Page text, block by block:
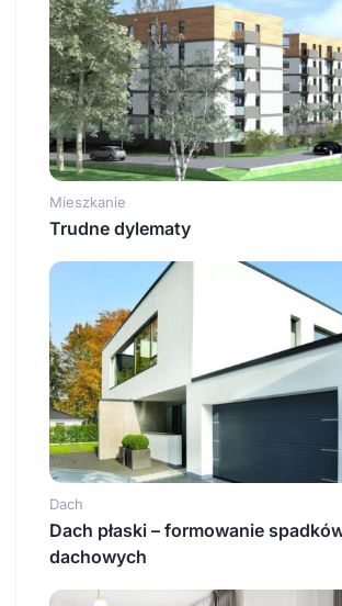
Mieszkanie
Trudne dylematy
Dach
Dach płaski – formowanie
dachowych